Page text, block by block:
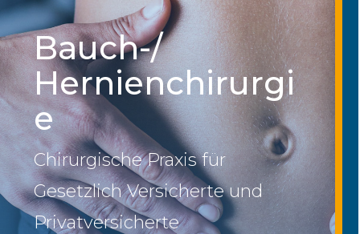
Bauch-/
Hernienchirurgi
e
Chirurgische Praxis für
Gesetzlich Versicherte und
Privatversicherte